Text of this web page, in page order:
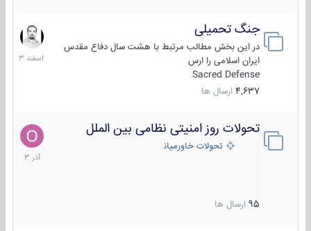
جنگ تحمیلی
در این بخش مطالب مرتبط با هشت سال دفاع مقدس
ایران اسلامی را ارس
Sacred Defense
4,637 ارسال ها
20
اسفند
1403
تحولات روز امنیتی نظامی بین الملل
تحولات خاورمیانه
95 ارسال ها
21
آذر
1403